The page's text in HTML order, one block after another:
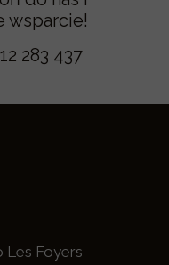
wsparcie!
283 437
Les Foyers